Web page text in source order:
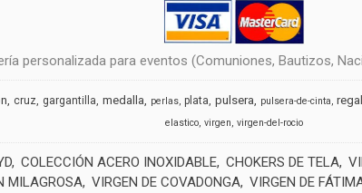
personalizada para eventos (Comuniones, Bautizos,
cruz gargantilla medalla perlas plata pulsera pulsera-de-cinta
elastico virgen virgen-del-rocio
COLECCIÓN ACERO INOXIDABLE CHOKERS DE TELA
MILAGROSA VIRGEN DE COVADONGA VIRGEN DE